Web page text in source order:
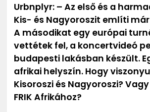
Urbnplyr: – Az első és a
Kis- és Nagyoroszit említi
A másodikat egy európai
vettétek fel, a koncertvideó
budapesti lakásban készült.
afrikai helyszín. Hogy
Kisoroszi és Nagyoroszi?
FRIK Afrikához?